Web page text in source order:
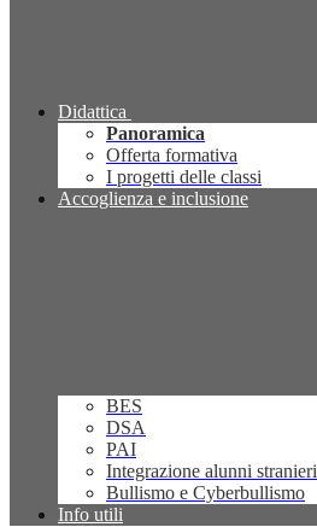
Didattica
Panoramica
Offerta formativa
I progetti delle classi
Accoglienza e inclusione
BES
DSA
PAI
Integrazione alunni stranieri
Bullismo e Cyberbullismo
Info utili